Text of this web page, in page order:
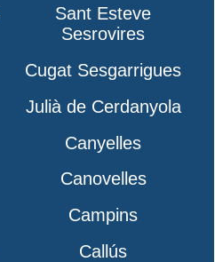
Sant Esteve
Sesrovires
Cugat Sesgarrigues
Julià de Cerdanyola
Canyelles
Canovelles
Campins
Callús